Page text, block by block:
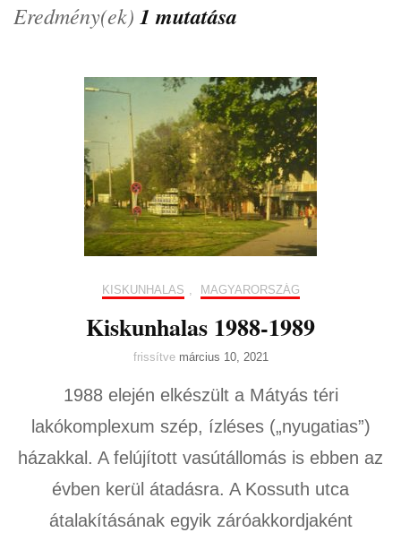
Eredmény(ek) 1 mutatása
KISKUNHALAS , MAGYARORSZÁG
Kiskunhalas 1988-1989
frissítve március 10, 2021
1988 elején elkészült a Mátyás téri
lakókomplexum szép, ízléses („nyugatias”)
házakkal. A felújított vasútállomás is ebben az
évben kerül átadásra. A Kossuth utca
átalakításának egyik záróakkordjaként